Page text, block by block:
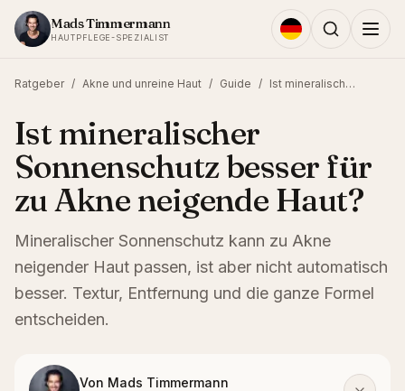
Zum Inhalt springen
Mads Timmermann
HAUTPFLEGE-SPEZIALIST
Ratgeber / Akne und unreine Haut / Guide / Ist mineralischer Sonnenschutz besser für zu Akne neigende Haut?
Ist mineralischer
Sonnenschutz besser für
zu Akne neigende Haut?
Mineralischer Sonnenschutz kann zu Akne
neigender Haut passen, ist aber nicht automatisch
besser. Textur, Entfernung und die ganze Formel
entscheiden.
Von Mads Timmermann